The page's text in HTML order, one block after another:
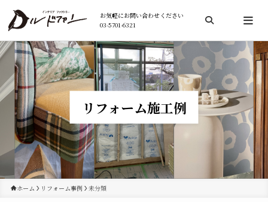
お気軽にお問い合わせください
03-5701-6321
検索
リフォーム施工例
ホーム リフォーム事例 未分類